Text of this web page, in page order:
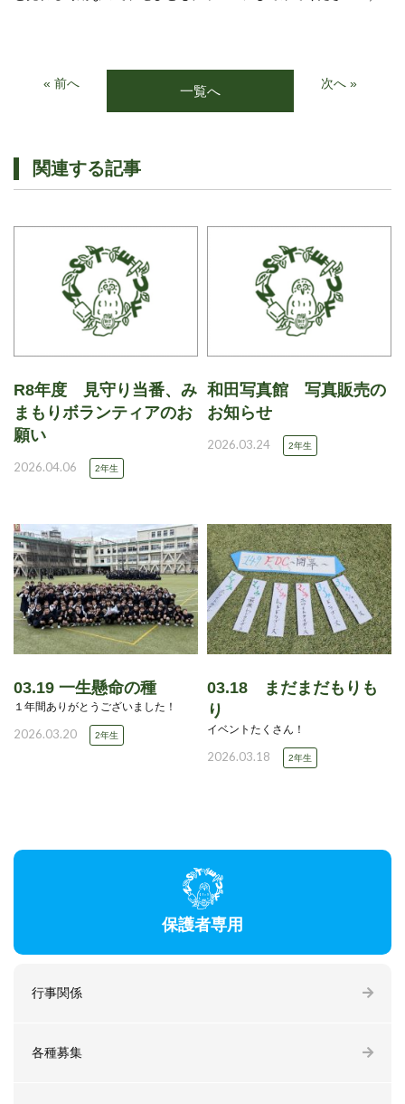
« 前へ 一覧へ 次へ »
関連する記事
R8年度 見守り当番、み
まもりボランティアのお
願い
2026.04.06 2年生
和田写真館 写真販売の
お知らせ
2026.03.24 2年生
03.19 一生懸命の種
１年間ありがとうございました！
2026.03.20 2年生
03.18 まだまだもりも
り
イベントたくさん！
2026.03.18 2年生
保護者専用
行事関係
各種募集